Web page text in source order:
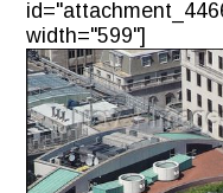
width="599"]